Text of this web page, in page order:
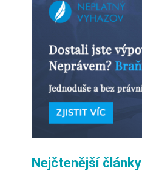
Nejčtenější články